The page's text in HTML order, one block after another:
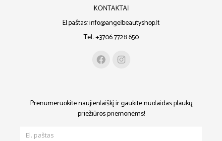
KONTAKTAI
El.paštas: info@angelbeautyshop.lt
Tel.: +3706 7728 650
Prenumeruokite naujienlaiškį ir gaukite nuolaidas plaukų
priežiūros priemonėms!